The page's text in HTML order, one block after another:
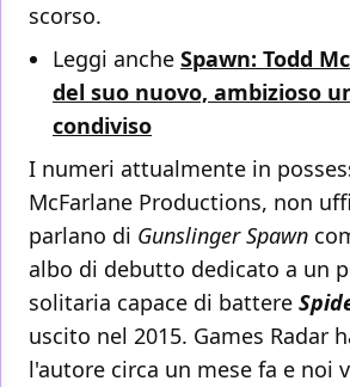
scorso.
Leggi anche Spawn: Todd
del suo nuovo, ambizioso
condiviso
I numeri attualmente in
McFarlane Productions, non
parlano di Gunslinger Spawn
albo di debutto dedicato a un
solitaria capace di battere
uscito nel 2015. Games Radar
l'autore circa un mese fa e noi